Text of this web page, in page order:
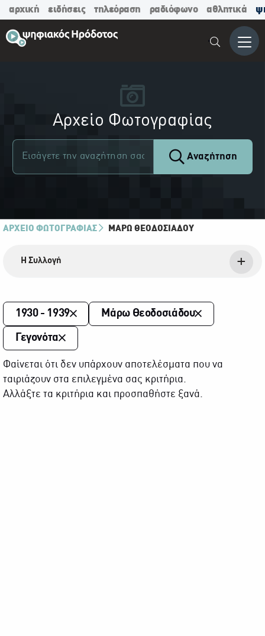
αρχική ειδήσεις τηλεόραση ραδιόφωνο αθλητικά
Μενού
Αρχείο Φωτογραφίας
Αναζήτηση
ΑΡΧΕΙΟ ΦΩΤΟΓΡΑΦΙΑΣ ΜΆΡΩ ΘΕΟΔΟΣΙΆΔΟΥ
Η Συλλογή
1930 - 1939 Μάρω Θεοδοσιάδου
Γεγονότα
Φαίνεται ότι δεν υπάρχουν αποτελέσματα που να
ταιριάζουν στα επιλεγμένα σας κριτήρια.
Αλλάξτε τα κριτήρια και προσπαθήστε ξανά.